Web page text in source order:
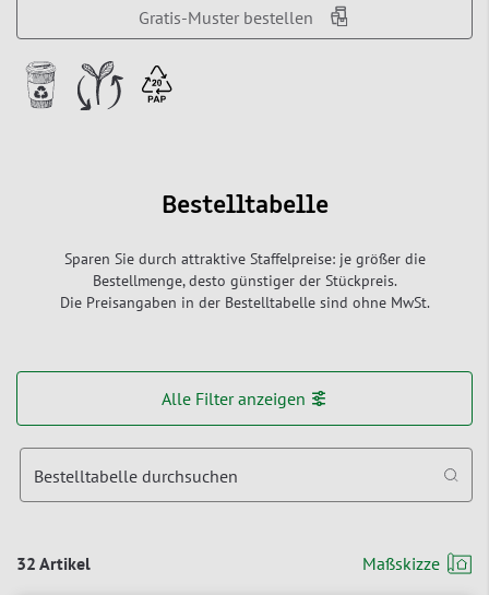
Gratis-Muster bestellen
Bestelltabelle
Sparen Sie durch attraktive Staffelpreise: je größer die
Bestellmenge, desto günstiger der Stückpreis.
Die Preisangaben in der Bestelltabelle sind ohne MwSt.
Alle Filter anzeigen
32 Artikel Maßskizze
Bestelltabelle durchsuchen